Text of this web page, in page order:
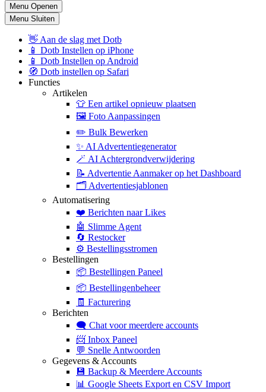
Menu Openen
Menu Sluiten
👋 Aan de slag met Dotb
📱 Dotb Instellen op iPhone
📱 Dotb Instellen op Android
🧭 Dotb instellen op Safari
Functies
Artikelen
👕 Een artikel opnieuw plaatsen
🖼️ Foto Aanpassingen
✏️ Bulk Bewerken
✨ AI Advertentiegenerator
🪄 AI Achtergrondverwijdering
📝 Advertentie Aanmaker op het Dashboard
🗂️ Advertentiesjablonen
Automatisering
❤️ Berichten naar Likes
🤖 Slimme Agent
🔄 Restocker
⚙️ Bestellingsstromen
Bestellingen
📦 Bestellingen Paneel
📦 Bestellingenbeheer
🧾 Facturering
Berichten
🗨️ Chat voor meerdere accounts
📨 Inbox Paneel
💬 Snelle Antwoorden
Gegevens & Accounts
💾 Backup & Meerdere Accounts
📊 Google Sheets Export en CSV Import